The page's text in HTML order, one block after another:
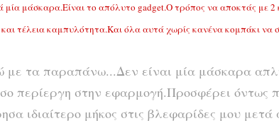
μία μάσκαρα.Είναι το απόλυτο gadget.Ο τρόπος να αποκτάς με 2
τέλεια καμπυλότητα.Και όλα αυτά χωρίς κανένα κομπάκι να
τα παραπάνω...Δεν είναι μία μάσκαρα
περίεργη στην εφαρμογή.Προσφέρει όντως
ιδιαίτερο μήκος στις βλεφαρίδες μου